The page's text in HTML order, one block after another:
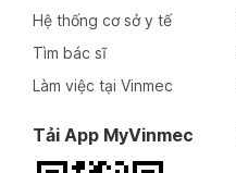
Hệ thống cơ sở y tế
Tìm bác sĩ
Làm việc tại Vinmec
Tải App MyVinmec